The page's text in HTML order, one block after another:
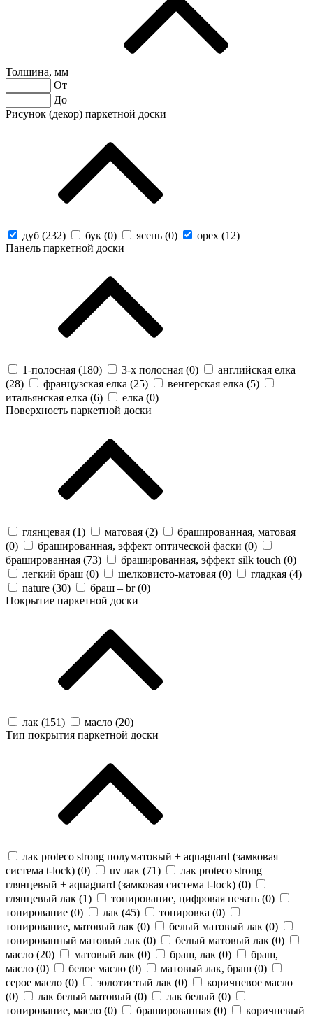
Толщина, мм
От
До
Рисунок (декор) паркетной доски
дуб (232) бук (0) ясень (0) орех (12)
Панель паркетной доски
1-полосная (180) 3-х полосная (0)
английская елка
(28) французская елка (25) венгерская елка (5)
итальянская елка (6) елка (0)
Поверхность паркетной доски
глянцевая (1) матовая (2)
брашированная, матовая
(0) брашированная, эффект оптической фаски (0)
брашированная (73) брашированная, эффект silk touch (0)
легкий браш (0) шелковисто-матовая (0) гладкая (4)
nature (30) браш – br (0)
Покрытие паркетной доски
лак (151) масло (20)
Тип покрытия паркетной доски
лак proteco strong полуматовый + aquaguard (замковая
система t-lock) (0) uv лак (71)
лак proteco strong
глянцевый + aquaguard (замковая система t-lock) (0)
глянцевый лак (1) тонирование, цифровая печать (0)
тонирование (0) лак (45) тонировка (0)
тонирование, матовый лак (0) белый матовый лак (0)
тонированный матовый лак (0) белый матовый лак (0)
масло (20) матовый лак (0) браш, лак (0)
браш,
масло (0) белое масло (0) матовый лак, браш (0)
серое масло (0) золотистый лак (0)
коричневое масло
(0) лак белый матовый (0) лак белый (0)
тонирование, масло (0) брашированная (0)
коричневый